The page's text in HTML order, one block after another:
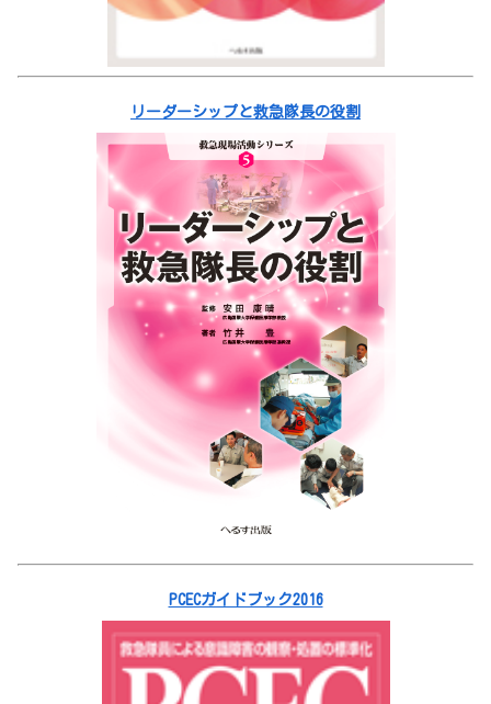
リーダーシップと救急隊長の役割
PCECガイドブック2016